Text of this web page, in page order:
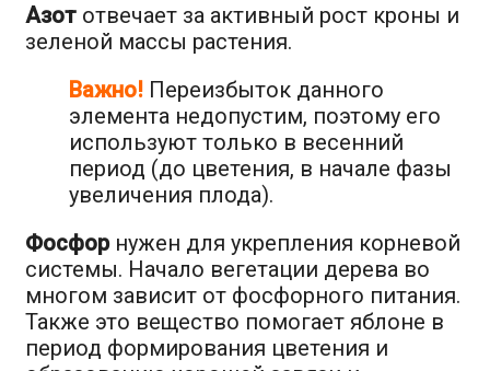
Азот отвечает за активный рост кроны и
зеленой массы растения.
Важно! Переизбыток данного
элемента недопустим, поэтому его
используют только в весенний
период (до цветения, в начале фазы
увеличения плода).
Фосфорнужен для укрепления корневой
системы. Начало вегетации дерева во
многом зависит от фосфорного питания.
Также это вещество помогает яблоне в
период формирования цветения и